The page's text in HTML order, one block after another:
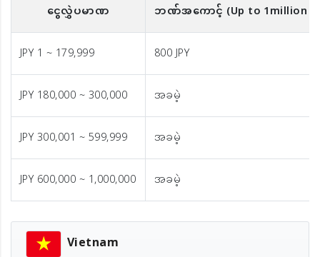
ငွေလွှဲပမာဏ
ဘဏ်အကောင့် (Up to 1million
JPY 1 ~ 179,999
800 JPY
JPY 180,000 ~ 300,000
အခမဲ့
JPY 300,001 ~ 599,999
အခမဲ့
JPY 600,000 ~ 1,000,000
အခမဲ့
Vietnam